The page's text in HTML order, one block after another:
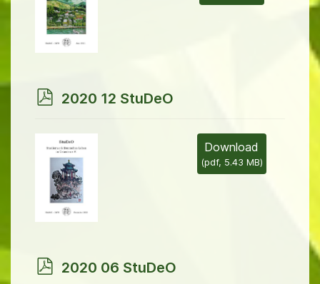
p
f
2020 12 StuDeO
Download
(pdf, 5.43 MB)
p2020 06 StuDeO